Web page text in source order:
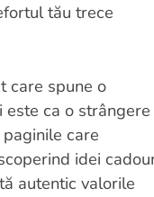
tău trece
care spune o
ca o strângere
care
idei
autentic valorile